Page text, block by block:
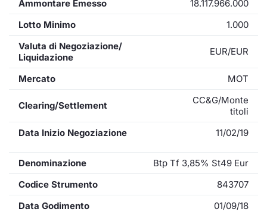
Ammontare Emesso
18.117.966.000
Lotto Minimo
1.000
Valuta di Negoziazione/
Liquidazione
EUR/EUR
Mercato MOT
Clearing/Settlement
CC&G/Monte
titoli
Data Inizio Negoziazione
11/02/19
Denominazione
Btp Tf 3,85% St49 Eur
Codice Strumento
843707
Data Godimento
01/09/18